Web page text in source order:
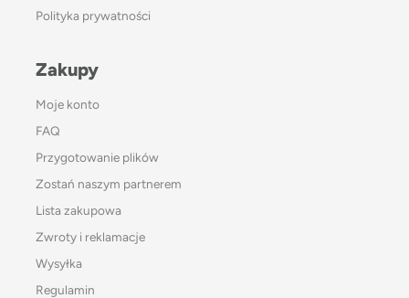
Polityka prywatności
Zakupy
Moje konto
FAQ
Przygotowanie plików
Zostań naszym partnerem
Lista zakupowa
Zwroty i reklamacje
Wysyłka
Regulamin